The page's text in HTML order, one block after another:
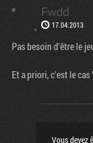
Fwdd
17.04.2013
Pas besoin d'être le
Et a priori, c'est le
Vous devez